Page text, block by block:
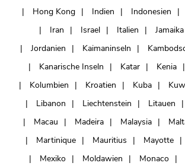
Hong Kong
Indien Indonesien
Iran
Israel Italien Jamaika
Jordanien
Kaimaninseln
Kanarische Inseln
Katar Kenia
Kolumbien
Kroatien Kuba
Libanon
Liechtenstein Litauen
Macau
Madeira Malaysia
Martinique
Mauritius Mayotte
Mexiko
Moldawien Monaco